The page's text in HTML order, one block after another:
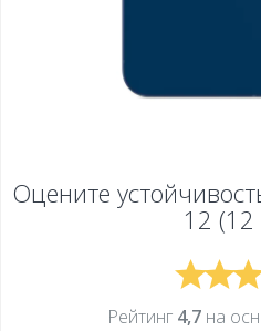
Оцените
12 (12
Рейтинг 4,7на